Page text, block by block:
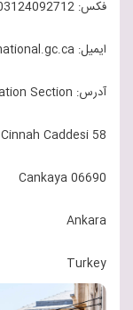
فکس: 00903124092712
ایمیل: ankara-im-enquiry@international.gc.ca
آدرس: Immigration Section
Cinnah Caddesi 58
06690 Cankaya
Ankara
Turkey